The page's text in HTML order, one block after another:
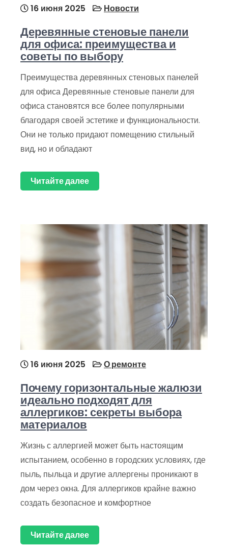
16 июня 2025 Новости
Деревянные стеновые панели
для офиса: преимущества и
советы по выбору
Преимущества деревянных стеновых панелей
для офиса Деревянные стеновые панели для
офиса становятся все более популярными
благодаря своей эстетике и функциональности.
Они не только придают помещению стильный
вид, но и обладают
Читайте далее
16 июня 2025 О ремонте
Почему горизонтальные жалюзи
идеально подходят для
аллергиков: секреты выбора
материалов
Жизнь с аллергией может быть настоящим
испытанием, особенно в городских условиях, где
пыль, пыльца и другие аллергены проникают в
дом через окна. Для аллергиков крайне важно
создать безопасное и комфортное
Читайте далее